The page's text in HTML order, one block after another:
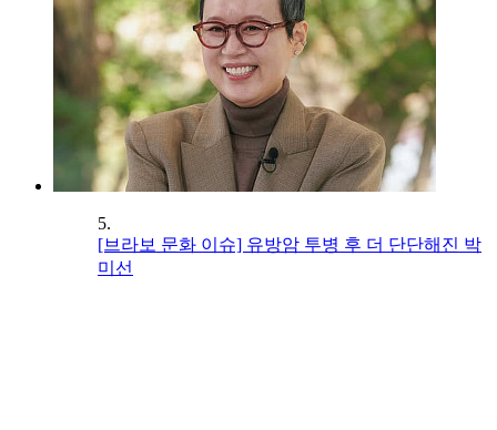
5.
[브라보 문화 이슈] 유방암 투병 후 더 단단해진 박
미선